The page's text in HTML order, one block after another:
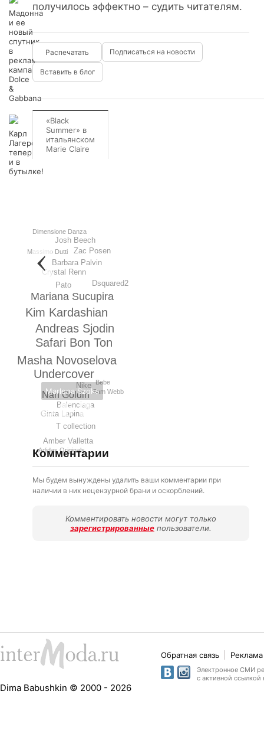
Мадонна
и ее
новый
спутник
в
рекламной
кампании
Dolce
&
Gabbana
Карл
Лагерфельд:
теперь
и в
бутылке!
Safari Bon Ton
Andreas Sjodin
Masha Novoselova
Kim Kardashian
Undercover
Mariana Sucupira
Nan Goldin
Pato
Ginta Lapina
Crystal Renn
T collection
Barbara Palvin
Balenciaga
Nike
Zac Posen
Dsquared2
Josh Beech
Amber Valletta
Dimensione Danza
Sam Webb
Massimo Dutti
Bebe
Adidas Originals
получилось эффектно – судить читателям.
Подписаться на новости
Вставить в блог
«Black
Summer» в
итальянском
Marie Claire
Marlena Szoka
Комментарии
Мы будем вынуждены удалить ваши комментарии при
наличии в них нецензурной брани и оскорблений.
Комментировать новости могут только
зарегистрированныепользователи.
Dima Babushkin © 2000 - 2026
Обратная связь
Электронное СМИ
с активной ссылкой